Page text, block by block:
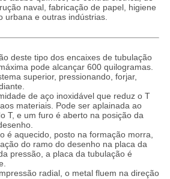
naval, fabricação de papel, higiene
urbana e outras indústrias.
deste tipo dos encaixes de tubulação
pode alcançar 600 quilogramas.
superior, pressionando, forjar,
de aço inoxidável que reduz o T
materiais. Pode ser aplainada ao
T, e um furo é aberto na posição da
é aquecido, posto na formação morra,
do ramo do desenho na placa da
pressão, a placa da tubulação é
radial, o metal fluem na direção